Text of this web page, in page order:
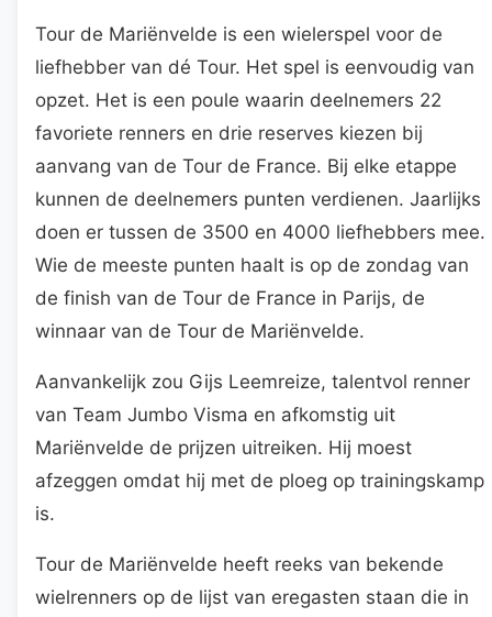
Tour de Mariënvelde is een wielerspel voor de
liefhebber van dé Tour. Het spel is eenvoudig van
opzet. Het is een poule waarin deelnemers 22
favoriete renners en drie reserves kiezen bij
aanvang van de Tour de France. Bij elke etappe
kunnen de deelnemers punten verdienen. Jaarlijks
doen er tussen de 3500 en 4000 liefhebbers mee.
Wie de meeste punten haalt is op de zondag van
de finish van de Tour de France in Parijs, de
winnaar van de Tour de Mariënvelde.
Aanvankelijk zou Gijs Leemreize, talentvol renner
van Team Jumbo Visma en afkomstig uit
Mariënvelde de prijzen uitreiken. Hij moest
afzeggen omdat hij met de ploeg op trainingskamp
is.
Tour de Mariënvelde heeft reeks van bekende
wielrenners op de lijst van eregasten staan die in